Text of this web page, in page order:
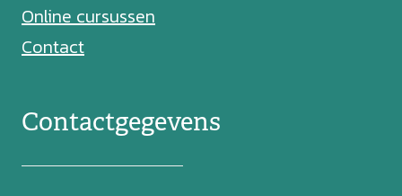
Online cursussen
Contact
Contactgegevens